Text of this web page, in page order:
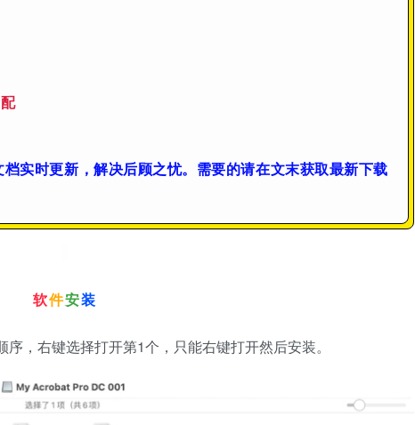
实时更新，解决后顾之忧。需要的请在文末获取最新下载
软件安装
，右键选择打开第1个，只能右键打开然后安装。